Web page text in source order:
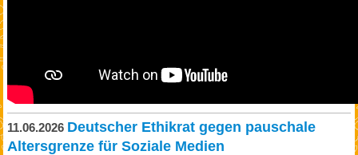
11.06.2026 Deutscher Ethikrat gegen pauschale
Altersgrenze für Soziale Medien